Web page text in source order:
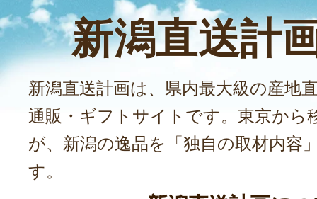
新潟直送計
新潟直送計画は、県内最大級の産地
通販・ギフトサイトです。東京から
が、新潟の逸品を「独自の取材内容
す。